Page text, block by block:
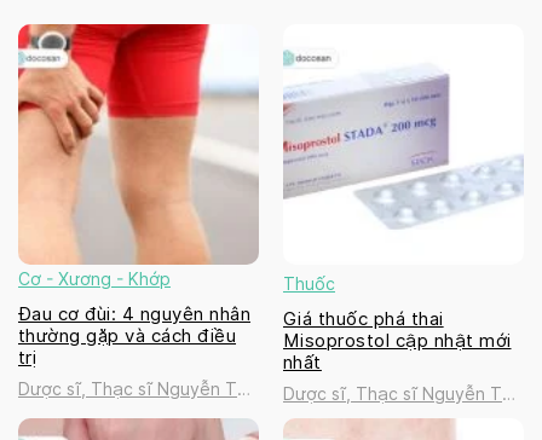
Cơ - Xương - Khớp
Đau cơ đùi: 4 nguyên nhân
thường gặp và cách điều
trị
Dược sĩ, Thạc sĩ Nguyễn Thị
Thanh Tú
Thuốc
Giá thuốc phá thai
Misoprostol cập nhật mới
nhất
Dược sĩ, Thạc sĩ Nguyễn Thị
Thanh Tú